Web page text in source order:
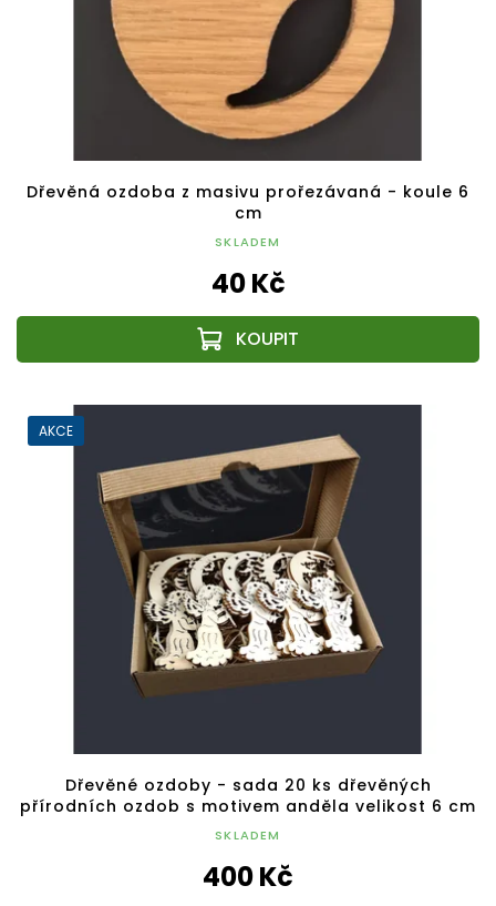
Dřevěná ozdoba z masivu prořezávaná - koule 6
cm
SKLADEM
40 Kč
AKCE
Dřevěné ozdoby - sada 20 ks dřevěných
přírodních ozdob s motivem anděla velikost 6 cm
SKLADEM
400 Kč